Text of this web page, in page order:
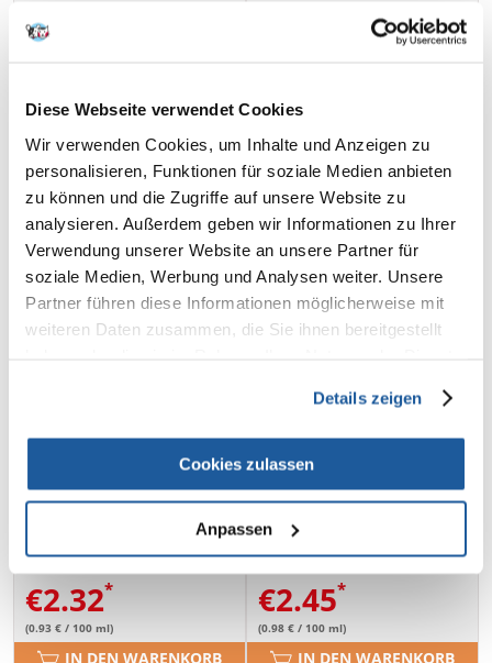
Diese Webseite verwendet Cookies
Wir verwenden Cookies, um Inhalte und Anzeigen zu
personalisieren, Funktionen für soziale Medien anbieten
zu können und die Zugriffe auf unsere Website zu
analysieren. Außerdem geben wir Informationen zu Ihrer
Verwendung unserer Website an unsere Partner für
soziale Medien, Werbung und Analysen weiter. Unsere
Partner führen diese Informationen möglicherweise mit
weiteren Daten zusammen, die Sie ihnen bereitgestellt
Details zeigen
Cookies zulassen
Anpassen
€4.40
BENEK Trockenshampoo 250
ml
€2.32
(0.93 € / 100 ml)
IN DEN WARENKORB
BENEK Trockenshampoo
regenerierend-pflegend 250
ml
€2.45
(0.98 € / 100 ml)
IN DEN WARENKORB